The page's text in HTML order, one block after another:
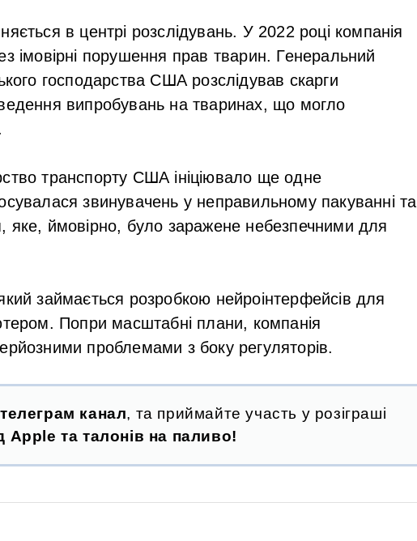
в центрі розслідувань. У 2022 році компанія
імовірні порушення прав тварин. Генеральний
господарства США розслідував скарги
випробувань на тваринах, що могло
транспорту США ініціювало ще одне
звинувачень у неправильному пакуванні та
яке, ймовірно, було заражене небезпечними для
займається розробкою нейроінтерфейсів для
Попри масштабні плани, компанія
проблемами з боку регуляторів.
телеграм канал, та приймайте участь у розіграші
Apple та талонів на паливо!